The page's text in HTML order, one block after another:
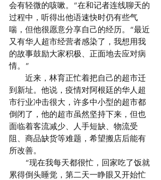
会有轻微的咳嗽。”在和记者连线聊天的
过程中，听得出他语速快时仍有些气
喘，但他很愿意分享自己的经历。“最近
又有华人超市经营者感染了，我想用我
的故事鼓励大家积极、正面地去应对病
情。”
近来，林育正忙着把自己的超市迁
到新址。他说，疫情对阿根廷的华人超
市行业冲击很大，许多中小型的超市都
倒闭了，他的超市虽然坚持下来，但也
面临着客流减少、人手短缺、物流受
阻、商品缺货等难题，希望搬店后能有
所改善。
“现在我每天都很忙，回家吃了饭就
累得倒头睡觉，第二天一睁眼又开始忙